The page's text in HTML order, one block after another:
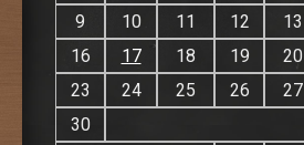
9
10 11 12 13
16
17 18 19 20
23
24 25 26 27
30